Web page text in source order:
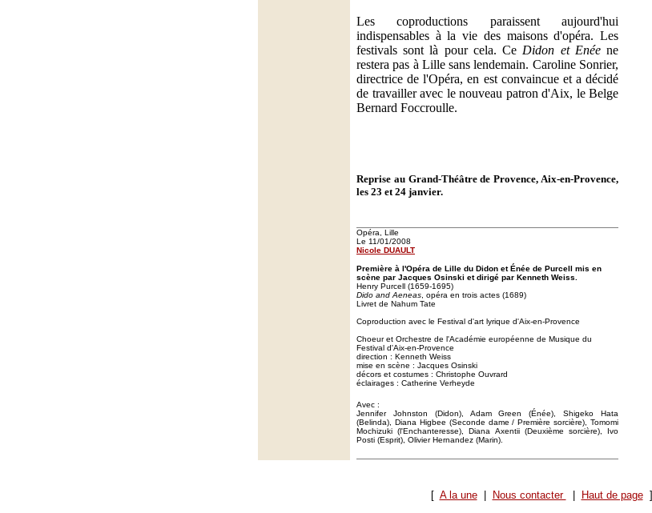
Les coproductions paraissent aujourd'hui
indispensables à la vie des maisons d'opéra. Les
festivals sont là pour cela. Ce Didon et Enéene
restera pas à Lille sans lendemain. Caroline Sonrier,
directrice de l'Opéra, en est convaincue et a décidé
de travailler avec le nouveau patron d'Aix, le Belge
Bernard Foccroulle.
Reprise au Grand-Théâtre de Provence, Aix-en-Provence,
les 23 et 24 janvier.
Opéra, Lille
Le 11/01/2008
Nicole DUAULT
Première à l'Opéra de Lille du Didon et Énée de Purcell mis en
scène par Jacques Osinski et dirigé par Kenneth Weiss.
Henry Purcell (1659-1695)
Dido and Aeneas , opéra en trois actes (1689)
Livret de Nahum Tate
Coproduction avec le Festival d'art lyrique d'Aix-en-Provence
Choeur et Orchestre de l'Académie européenne de Musique du
Festival d'Aix-en-Provence
direction : Kenneth Weiss
mise en scène : Jacques Osinski
décors et costumes : Christophe Ouvrard
éclairages : Catherine Verheyde
Avec :
Jennifer Johnston (Didon), Adam Green (Énée), Shigeko Hata
(Belinda), Diana Higbee (Seconde dame / Première sorcière), Tomomi
Mochizuki (l'Enchanteresse), Diana Axentii (Deuxième sorcière), Ivo
Posti (Esprit), Olivier Hernandez (Marin).
[ A la une| Nous contacter Haut de page]